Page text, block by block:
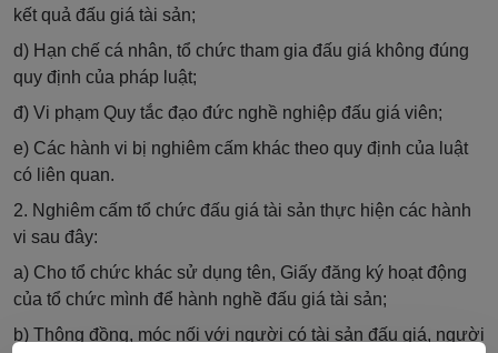
kết quả đấu giá tài sản;
d) Hạn chế cá nhân, tổ chức tham gia đấu giá không đúng
quy định của pháp luật;
đ) Vi phạm Quy tắc đạo đức nghề nghiệp đấu giá viên;
e) Các hành vi bị nghiêm cấm khác theo quy định của luật
có liên quan.
2. Nghiêm cấm tổ chức đấu giá tài sản thực hiện các hành
vi sau đây:
a) Cho tổ chức khác sử dụng tên, Giấy đăng ký hoạt động
của tổ chức mình để hành nghề đấu giá tài sản;
b) Thông đồng, móc nối với người có tài sản đấu giá, người